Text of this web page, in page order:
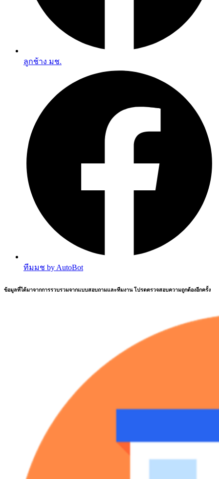
ลูกช้าง มช.
ทีมมช by AutoBot
ข้อมูลที่ได้มาจากการรวบรวมจากแบบสอบถามและทีมงาน โปรดตรวจสอบความถูกต้องอีกครั้ง